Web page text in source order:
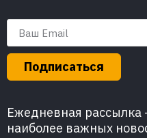
Подписаться
Ежедневная рассылка
наиболее важных